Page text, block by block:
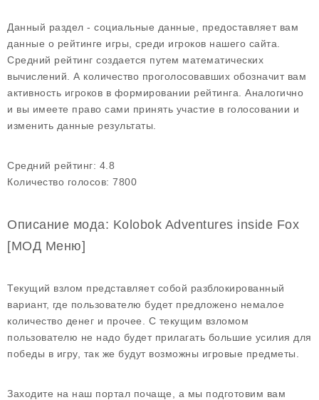
Данный раздел - социальные данные, предоставляет вам
данные о рейтинге игры, среди игроков нашего сайта.
Средний рейтинг создается путем математических
вычислений. А количество проголосовавших обозначит вам
активность игроков в формировании рейтинга. Аналогично
и вы имеете право сами принять участие в голосовании и
изменить данные результаты.
Средний рейтинг: 4.8
Количество голосов: 7800
Описание мода: Kolobok Adventures inside Fox
[МОД Меню]
Текущий взлом представляет собой разблокированный
вариант, где пользователю будет предложено немалое
количество денег и прочее. С текущим взломом
пользователю не надо будет прилагать большие усилия для
победы в игру, так же будут возможны игровые предметы.
Заходите на наш портал почаще, а мы подготовим вам